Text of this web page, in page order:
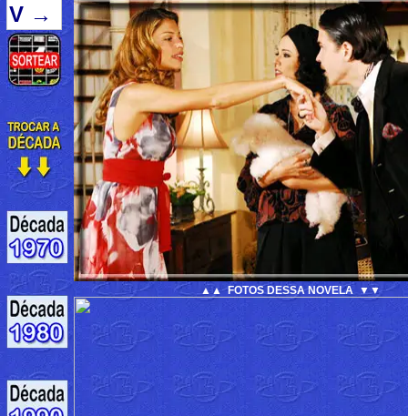
V →
▲▲ FOTOS DESSA NOVELA ▼▼